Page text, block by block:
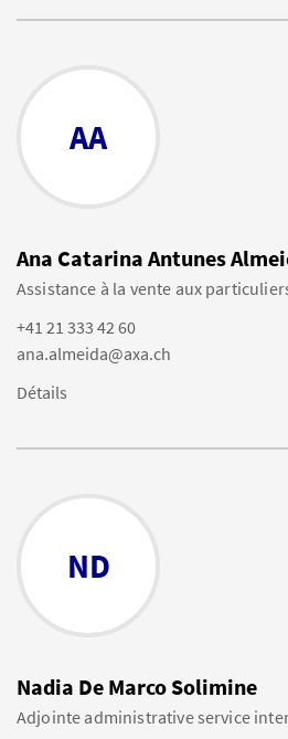
AA
Ana Catarina Antunes
Assistance à la vente aux
+41 21 333 42 60
ana.almeida@axa.ch
Détails
ND
Nadia De Marco Solimine
Adjointe administrative service